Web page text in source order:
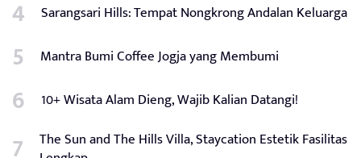
Sarangsari Hills: Tempat Nongkrong Andalan Keluarga
Mantra Bumi Coffee Jogja yang Membumi
10+ Wisata Alam Dieng, Wajib Kalian Datangi!
The Sun and The Hills Villa, Staycation Estetik Fasilitas